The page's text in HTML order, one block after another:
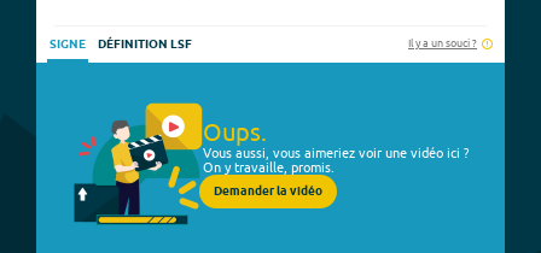
SIGNE DÉFINITION LSF Il y a un souci ?
Oups.
Vous aussi, vous aimeriez voir une vidéo ici ?
On y travaille, promis.
Demander la vidéo